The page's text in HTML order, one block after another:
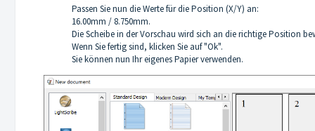
Passen Sie nun die Werte für die Position (X/Y) an:
16.00mm / 8.750mm.
Die Scheibe in der Vorschau wird sich an die richtige Position
Wenn Sie fertig sind, klicken Sie auf "Ok".
Sie können nun Ihr eigenes Papier verwenden.